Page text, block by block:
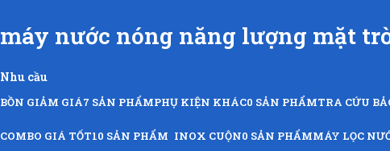
máy nước nóng năng lượng mặt
Nhu cầu
BỒN GIẢM GIÁ7 SẢN PHẨMPHỤ KIỆN KHÁC0 SẢN PHẨMTRA CỨU
COMBO GIÁ TỐT10 SẢN PHẨM INOX CUỘN0 SẢN PHẨMMÁY LỌC